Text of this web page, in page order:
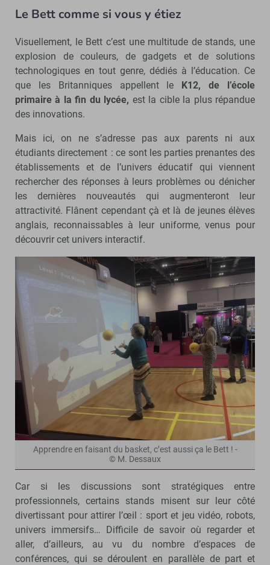
Le Bett comme si vous y étiez
Visuellement, le Bett c’est une multitude de stands, une
explosion de couleurs, de gadgets et de solutions
technologiques en tout genre, dédiés à l’éducation. Ce
que les Britanniques appellent le K12, de l’école
primaire à la fin du lycée, est la cible la plus répandue
des innovations.
Mais ici, on ne s’adresse pas aux parents ni aux
étudiants directement : ce sont les parties prenantes des
établissements et de l’univers éducatif qui viennent
rechercher des réponses à leurs problèmes ou dénicher
les dernières nouveautés qui augmenteront leur
attractivité. Flânent cependant çà et là de jeunes élèves
anglais, reconnaissables à leur uniforme, venus pour
découvrir cet univers interactif.
Apprendre en faisant du basket, c’est aussi ça le Bett ! -
© M. Dessaux
Car si les discussions sont stratégiques entre
professionnels, certains stands misent sur leur côté
divertissant pour attirer l’œil : sport et jeu vidéo, robots,
univers immersifs… Difficile de savoir où regarder et
aller, d’ailleurs, au vu du nombre d’espaces de
conférences, qui se déroulent en parallèle de part et